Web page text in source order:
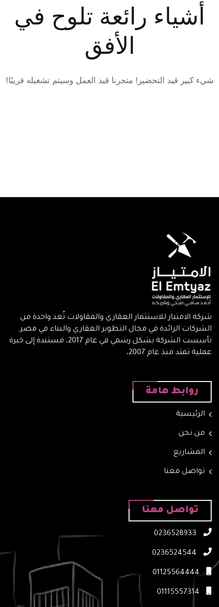
أشياء رائعة تلوح في
الأفق
شيء كبير قيد التحضير! متجرنا قيد العمل وسيتم تشغيله قريبًا!
شركة الامتياز للاستثمار العقاري والمقاولات تُعد واحدة من
الشركات الرائدة في مجال التطوير العقاري والبناء في مصر.
تأسست الشركة بشكل رسمي في عام 2017، مستندة إلى خبرة
عملية تمتد منذ عام 2007،
روابط هامة
الرئيسية
من نحن
المشاريع
تواصل معنا
تواصل معنا